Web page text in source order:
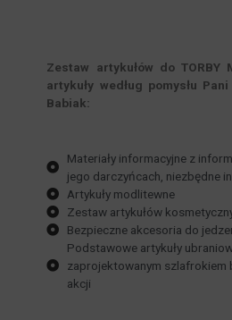
Zestaw artykułów do TORBY
artykuły według pomysłu
Babiak:
Materiały informacyjne z
jego darczyńcach, niezbędne
Artykuły modlitewne
Zestaw artykułów
Bezpieczne akcesoria do
Podstawowe artykuły
zaprojektowanym szlafrokiem
akcji